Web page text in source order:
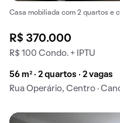
Casa mobiliada com 2 quartos e
R$ 370.000
R$ 100 Condo. + IPTU
56 m² · 2 quartos · 2 vagas
Rua Operário, Centro ·